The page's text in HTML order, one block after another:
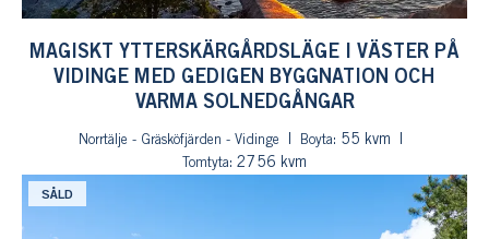
MAGISKT YTTERSKÄRGÅRDSLÄGE I VÄSTER PÅ
VIDINGE MED GEDIGEN BYGGNATION OCH
VARMA SOLNEDGÅNGAR
Norrtälje - Gräsköfjärden - Vidinge Boyta: 55 kvm
Tomtyta: 2756 kvm
SÅLD